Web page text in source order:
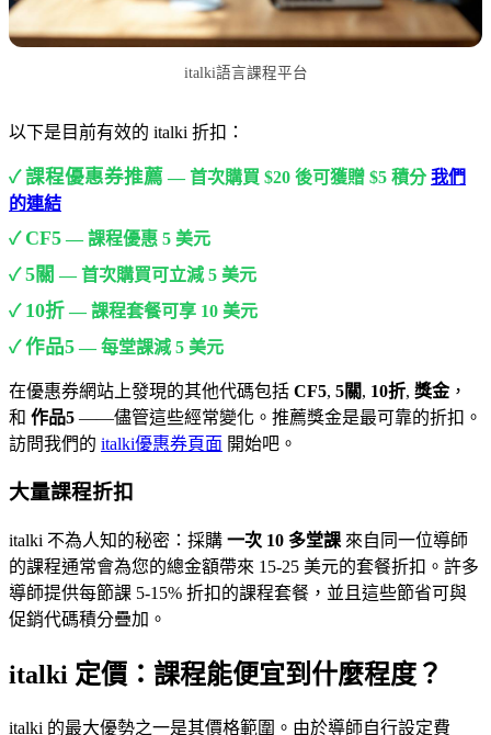
italki語言課程平台
以下是目前有效的 italki 折扣：
✓課程優惠券推薦— 首次購買 $20 後可獲贈 $5 積分我們
的連結
✓ CF5— 課程優惠 5 美元
✓5關 — 首次購買可立減 5 美元
✓ 10折— 課程套餐可享 10 美元
✓作品5— 每堂課減 5 美元
在優惠券網站上發現的其他代碼包括 CF5, 5關, 10折, 獎金，
和 作品5 ——儘管這些經常變化。推薦獎金是最可靠的折扣。
訪問我們的 italki優惠券頁面 開始吧。
大量課程折扣
italki 不為人知的秘密：採購 一次 10 多堂課 來自同一位導師
的課程通常會為您的總金額帶來 15-25 美元的套餐折扣。許多
導師提供每節課 5-15% 折扣的課程套餐，並且這些節省可與
促銷代碼積分疊加。
italki 定價：課程能便宜到什麼程度？
italki 的最大優勢之一是其價格範圍。由於導師自行設定費